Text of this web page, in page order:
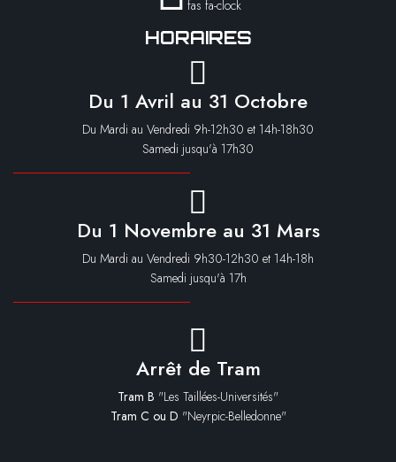
fas fa-clock
HORAIRES
Du 1 Avril au 31 Octobre
Du Mardi au Vendredi 9h-12h30 et 14h-18h30
Samedi jusqu'à 17h30
Du 1 Novembre au 31 Mars
Du Mardi au Vendredi 9h30-12h30 et 14h-18h
Samedi jusqu'à 17h
Arrêt de Tram
Tram B "Les Taillées-Universités"
Tram C ou D "Neyrpic-Belledonne"